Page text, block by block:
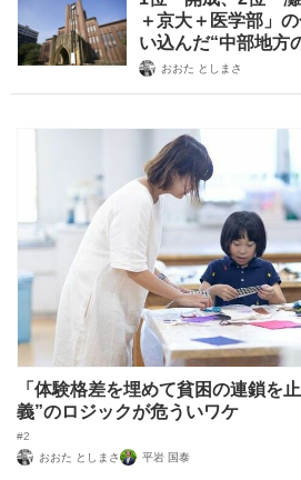
＋京大＋医学部」
い込んだ“中部地方
おおた としまさ
「体験格差を埋めて貧困の連鎖を
義”のロジックが危ういワケ
#2
おおた としまさ
平岩 国泰